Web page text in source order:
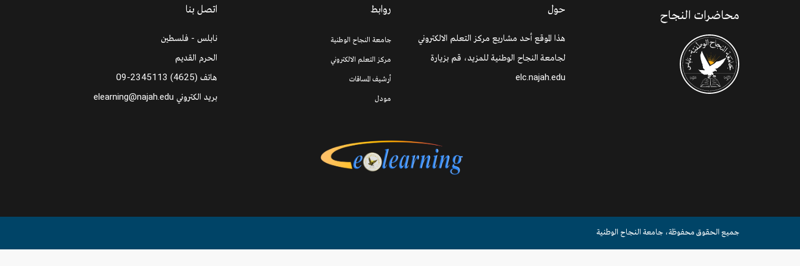
محاضرات النجاح حول
هذا الموقع أحد مشاريع مركز التعلم الالكتروني
لجامعة النجاح الوطنية للمزيد، قم بزيارة
elc.najah.edu
روابط
جامعة النجاح الوطنية
مركز التعلم الالكتروني
أرشيف المساقات
مودل
اتصل بنا
نابلس - فلسطين
الحرم القديم
هاتف 09-2345113 (4625)
بريد الكتروني elearning@najah.edu
جميع الحقوق محفوظة، جامعة النجاح الوطنية